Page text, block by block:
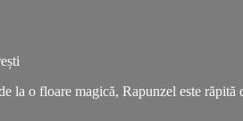
la o floare magică, Rapunzel este